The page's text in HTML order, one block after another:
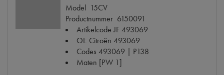
Model 15CV
Productnummer 6150091
Artikelcode JF493069
OE Citroën 493069
Codes 493069 | P138
Maten [PW 1]